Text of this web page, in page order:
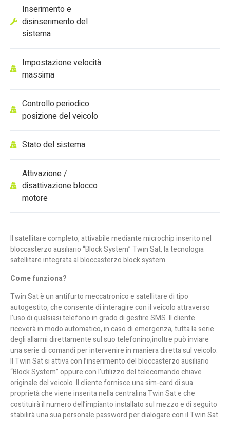
Inserimento e
disinserimento del
sistema
Impostazione velocità
massima
Controllo periodico
posizione del veicolo
Stato del sistema
Attivazione /
disattivazione blocco
motore
Il satellitare completo, attivabile mediante microchip inserito nel
bloccasterzo ausiliario “Block System” Twin Sat, la tecnologia
satellitare integrata al bloccasterzo block system.
Come funziona?
Twin Sat è un antifurto meccatronico e satellitare di tipo
autogestito, che consente di interagire con il veicolo attraverso
l’uso di qualsiasi telefono in grado di gestire SMS. Il cliente
riceverà in modo automatico, in caso di emergenza, tutta la serie
degli allarmi direttamente sul suo telefonino;inoltre può inviare
una serie di comandi per intervenire in maniera diretta sul veicolo.
Il Twin Sat si attiva con l’inserimento del bloccasterzo ausiliario
“Block System” oppure con l’utilizzo del telecomando chiave
originale del veicolo. Il cliente fornisce una sim-card di sua
proprietà che viene inserita nella centralina Twin Sat e che
costituirà il numero dell’impianto installato sul mezzo e di seguito
stabilirà una sua personale password per dialogare con il Twin Sat.